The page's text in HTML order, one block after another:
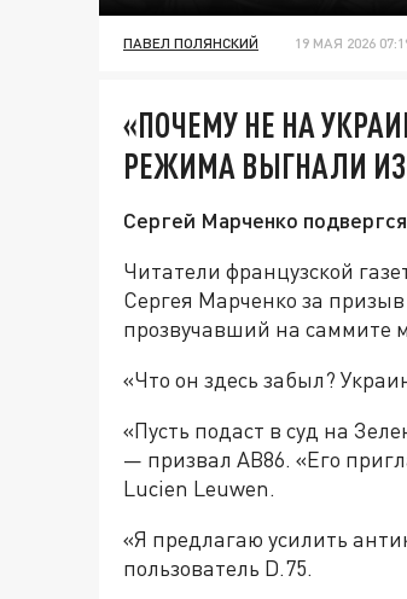
ПАВЕЛ ПОЛЯНСКИЙ 19 МАЯ 2026
«ПОЧЕМУ НЕ НА
РЕЖИМА ВЫГНАЛИ ИЗ
Сергей Марченко
Читатели французской
Сергея Марченко за
прозвучавший на саммите
«Что он здесь забыл?
«Пусть подаст в суд на
— призвал AB86. «Его
Lucien Leuwen.
«Я предлагаю усилить
пользователь D.75.